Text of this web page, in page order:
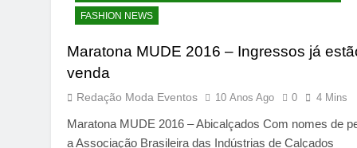
FASHION NEWS
Maratona MUDE 2016 – Ingressos já
venda
Redação Moda Eventos 10 Anos Ago 0 4 Mins
Maratona MUDE 2016 – Abicalçados Com nomes de
a Associação Brasileira das Indústrias de Calçados